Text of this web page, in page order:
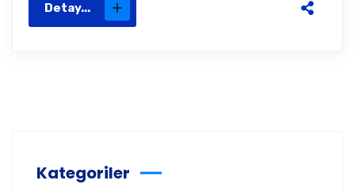
Detay...
Kategoriler